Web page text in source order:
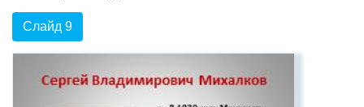
Слайд 9